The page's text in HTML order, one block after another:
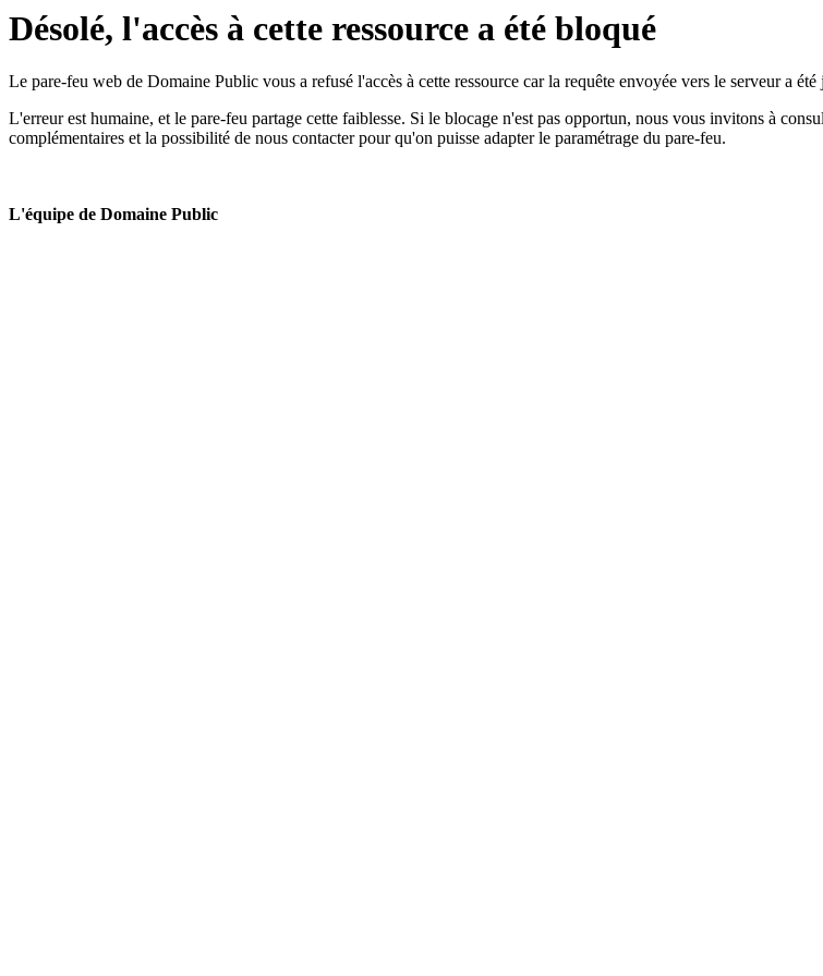
Désolé, l'accès à cette ressource a été bloqué
Le pare-feu web de Domaine Public vous a refusé l'accès à cette ressource car la requête envoyée vers le serveur a été
L'erreur est humaine, et le pare-feu partage cette faiblesse. Si le blocage n'est pas opportun, nous vous invitons à
complémentaires et la possibilité de nous contacter pour qu'on puisse adapter le paramétrage du pare-feu.
L'équipe de Domaine Public